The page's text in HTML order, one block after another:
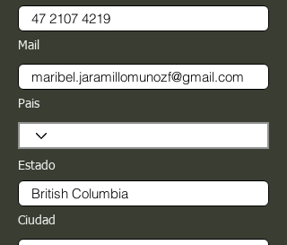
Mail
Pais
Estado
Ciudad